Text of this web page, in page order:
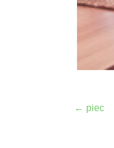
← piec